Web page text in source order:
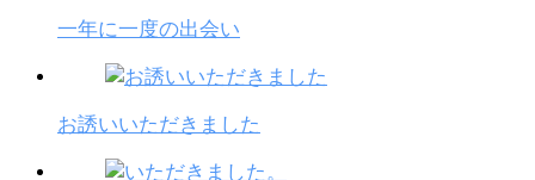
一年に一度の出会い
お誘いいただきました